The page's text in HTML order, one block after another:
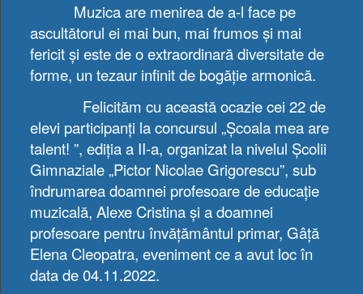
Muzica are menirea de a-l face pe
ascultătorul ei mai bun, mai frumos și mai
fericit și este de o extraordinară diversitate de
forme, un tezaur infinit de bogăție armonică.
Felicităm cu această ocazie cei 22 de
elevi participanți la concursul „Școala mea are
talent! ”, ediția a II-a, organizat la nivelul Școlii
Gimnaziale „Pictor Nicolae Grigorescu”, sub
îndrumarea doamnei profesoare de educație
muzicală, Alexe Cristina și a doamnei
profesoare pentru învățământul primar, Gâță
Elena Cleopatra, eveniment ce a avut loc în
data de 04.11.2022.